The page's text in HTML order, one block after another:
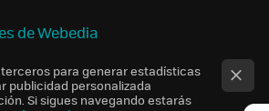
de Webedia
para generar estadísticas
publicidad personalizada
Si sigues navegando estarás